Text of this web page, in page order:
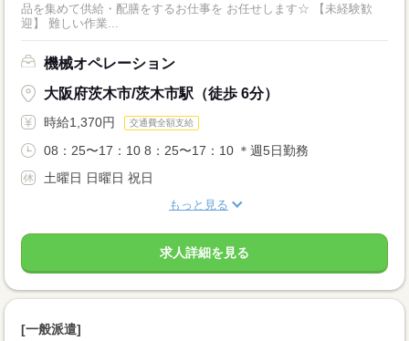
品を集めて供給・配膳をするお仕事を お任せします☆ 【未経験歓
迎】 難しい作業...
機械オペレーション
大阪府茨木市/茨木市駅（徒歩 6分）
時給1,370円 交通費全額支給
08：25〜17：10 8：25〜17：10 ＊週5日勤務
土曜日 日曜日 祝日
もっと見る
求人詳細を見る
[一般派遣]